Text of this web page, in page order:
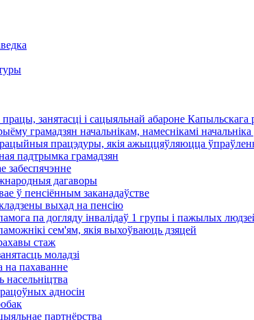
занятасці і сацыяльнай абароне Капыльскага
грамадзян начальнікам, намеснікамі
працэдуры, якія ажыццяўляюцца
падтрымка грамадзян
забеспячэнне
дагаворы
ў пенсіённым заканадаўстве
выхад на пенсію
па догляду інвалідаў 1 ​​групы і пажылых
сем'ям, якія выхоўваюць дзяцей
стаж
моладзі
на пахаванне
насельніцтва
адносін
партнёрства